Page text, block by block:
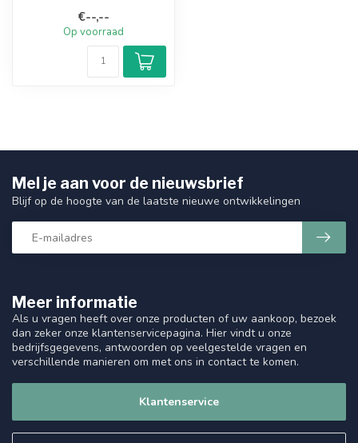
Schakel het systeem in
met...
€--,--
Op voorraad
Meer informatie
Als u vragen heeft over onze producten of uw aankoop, bezoek
dan zeker onze klantenservicepagina. Hier vindt u onze
bedrijfsgegevens, antwoorden op veelgestelde vragen en
verschillende manieren om met ons in contact te komen.
Klantenservice
Mel je aan voor de nieuwsbrief
Blijf op de hoogte van de laatste nieuwe ontwikkelingen